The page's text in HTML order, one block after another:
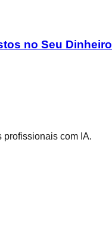
no Seu Dinheiro
profissionais com IA.